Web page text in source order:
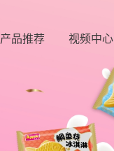
产品推荐
杯类产品
家装类产品
视频中心